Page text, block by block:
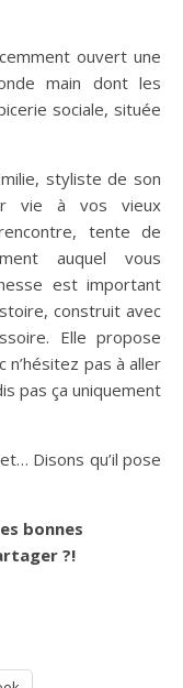
ouvert une
main dont les
sociale, située
styliste de son
vie à vos vieux
tente de
auquel vous
est important
construit avec
Elle propose
pas à aller
pas ça uniquement
Disons qu’il pose
bonnes
?!